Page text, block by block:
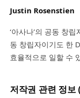
Justin Rosenstien
‘아사나’의 공동 창
동 창립자이기도 한
효율적으로 일할 수
저작권 관련 정